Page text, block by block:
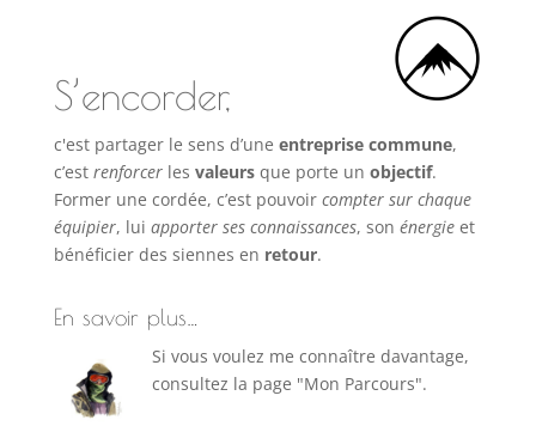
S’encorder,
c'est partager le sens d’une entreprise commune,
c’est renforcerles valeursque porte un objectif.
Former une cordée, c’est pouvoircompter sur chaque
équipier, lui apporter ses connaissances, son énergieet
bénéficier des siennes en retour.
En savoir plus…
Si vous voulez me connaître davantage,
consultez la page "Mon Parcours".